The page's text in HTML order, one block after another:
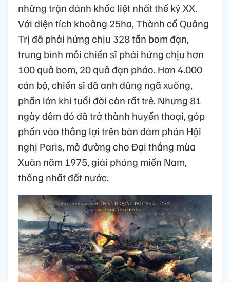
những trận đánh khốc liệt nhất thế kỷ XX.
Với diện tích khoảng 25ha, Thành cổ Quảng
Trị đã phải hứng chịu 328 tấn bom đạn,
trung bình mỗi chiến sĩ phải hứng chịu hơn
100 quả bom, 20 quả đạn pháo. Hơn 4.000
cán bộ, chiến sĩ đã anh dũng ngã xuống,
phần lớn khi tuổi đời còn rất trẻ. Nhưng 81
ngày đêm đó đã trở thành huyền thoại, góp
phần vào thắng lợi trên bàn đàm phán Hội
nghị Paris, mở đường cho Đại thắng mùa
Xuân năm 1975, giải phóng miền Nam,
thống nhất đất nước.